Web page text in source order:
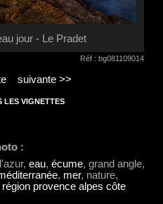
jour - Le Pradet
Réf : bg081109014
suivante >>
LES VIGNETTES
:
eau, écume, grand angle,
, mer, nature,
région provence alpes côte